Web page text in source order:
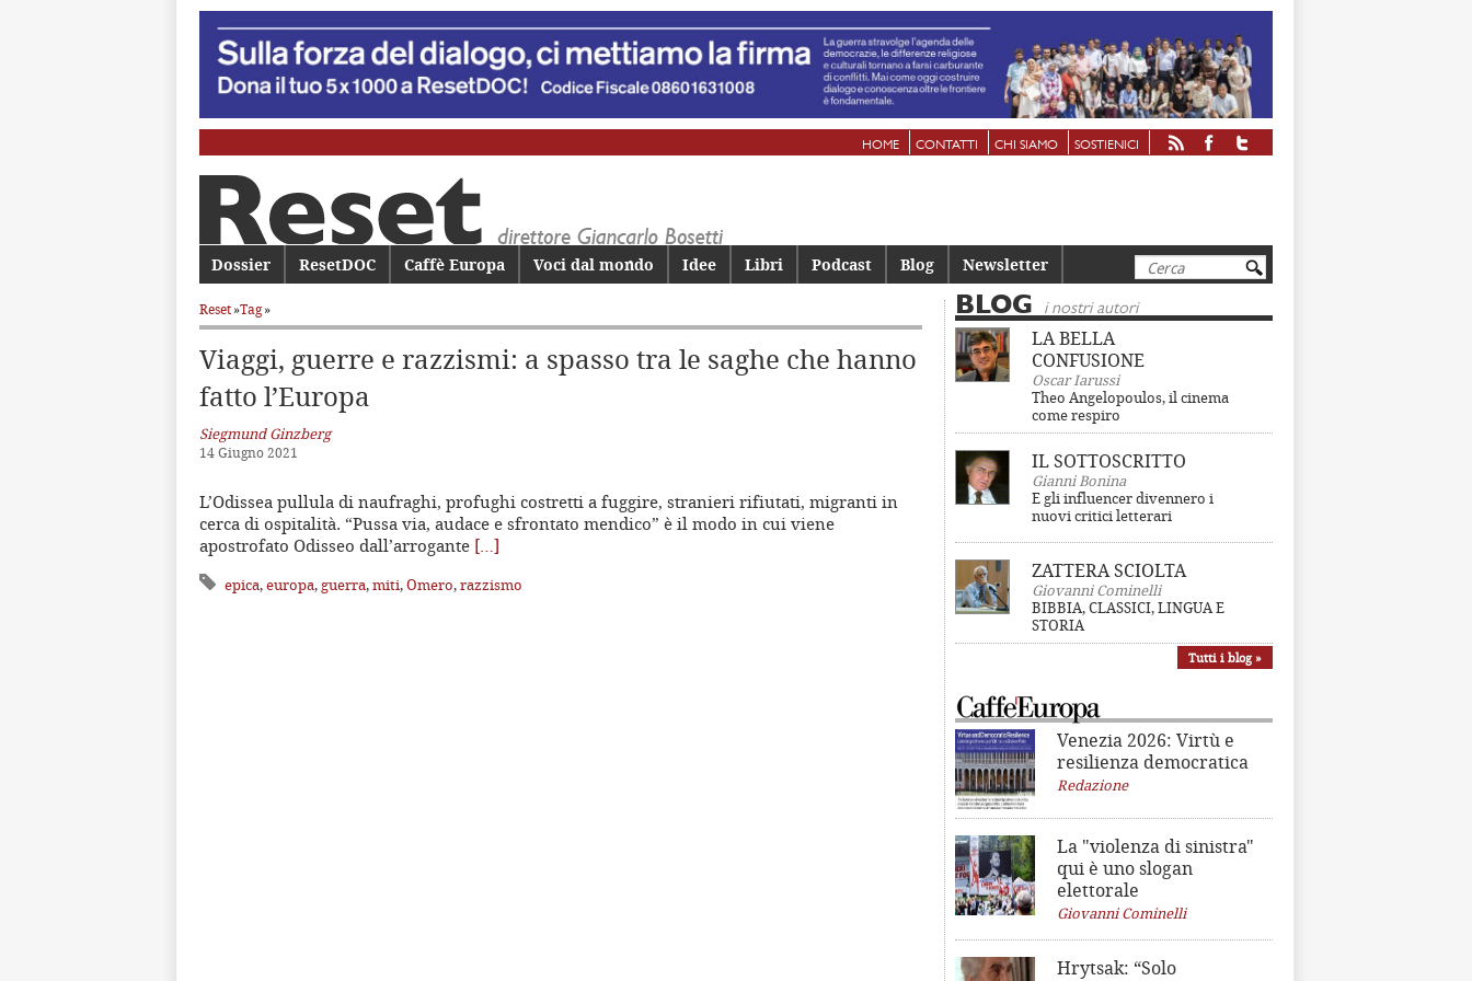
HOME CONTATTI CHI SIAMO SOSTIENICI
Cerca
Menu principale
Vai al contenuto principale
Vai al contenuto secondario
Dossier ResetDOC Caffè Europa Voci dal mondo Idee Libri Podcast Blog Newsletter
Reset»Tag»
Viaggi, guerre e razzismi: a spasso tra le saghe che hanno
fatto l’Europa
Siegmund Ginzberg
14 Giugno 2021
L’Odissea pullula di naufraghi, profughi costretti a fuggire, stranieri rifiutati, migranti in
cerca di ospitalità. “Pussa via, audace e sfrontato mendico” è il modo in cui viene
apostrofato Odisseo dall’arrogante […]
epica,europa, guerra,miti,Omero,razzismo
BLOG i nostri autori
LA BELLA
CONFUSIONE
Oscar Iarussi
Theo Angelopoulos, il cinema
come respiro
IL SOTTOSCRITTO
Gianni Bonina
E gli influencer divennero i
nuovi critici letterari
ZATTERA SCIOLTA
Giovanni Cominelli
BIBBIA, CLASSICI, LINGUA E
STORIA
Tutti i blog »
Venezia 2026: Virtù e
resilienza democratica
Redazione
La "violenza di sinistra"
qui è uno slogan
elettorale
Giovanni Cominelli
Hrytsak: “Solo